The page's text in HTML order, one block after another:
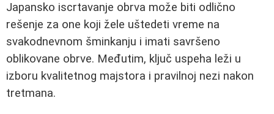
Japansko iscrtavanje obrva može biti odlično
rešenje za one koji žele uštedeti vreme na
svakodnevnom šminkanju i imati savršeno
oblikovane obrve. Međutim, ključ uspeha leži u
izboru kvalitetnog majstora i pravilnoj nezi nakon
tretmana.